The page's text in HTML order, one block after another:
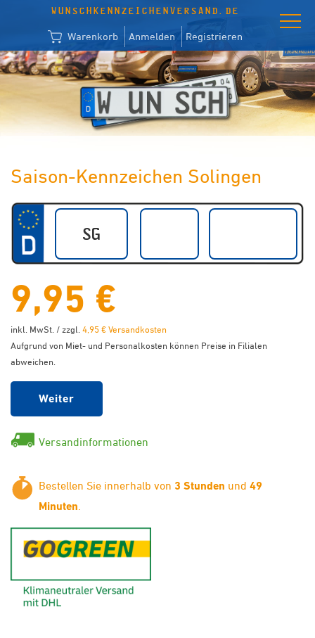
WUNSCHKENNZEICHENVERSAND.DE
Warenkorb Anmelden Registrieren
Saison-Kennzeichen Solingen
9,95 €
inkl. MwSt. / zzgl. 4,95 € Versandkosten
Aufgrund von Miet- und Personalkosten können Preise in Filialen
abweichen.
Weiter
Versandinformationen
Bestellen Sie innerhalb von 3 Stunden und 49
Minuten